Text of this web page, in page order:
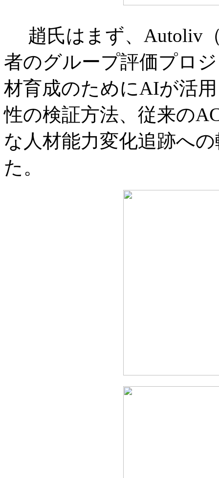
趙氏はまず、Autoliv
者のグループ評価プロ
材育成のためにAIが活
性の検証方法、従来の
な人材能力変化追跡へ
た。